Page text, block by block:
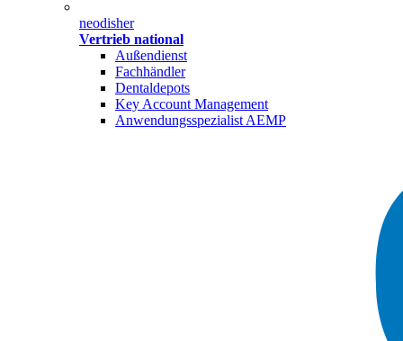
neodisher
Vertrieb national
Außendienst
Fachhändler
Dentaldepots
Key Account Management
Anwendungsspezialist AEMP